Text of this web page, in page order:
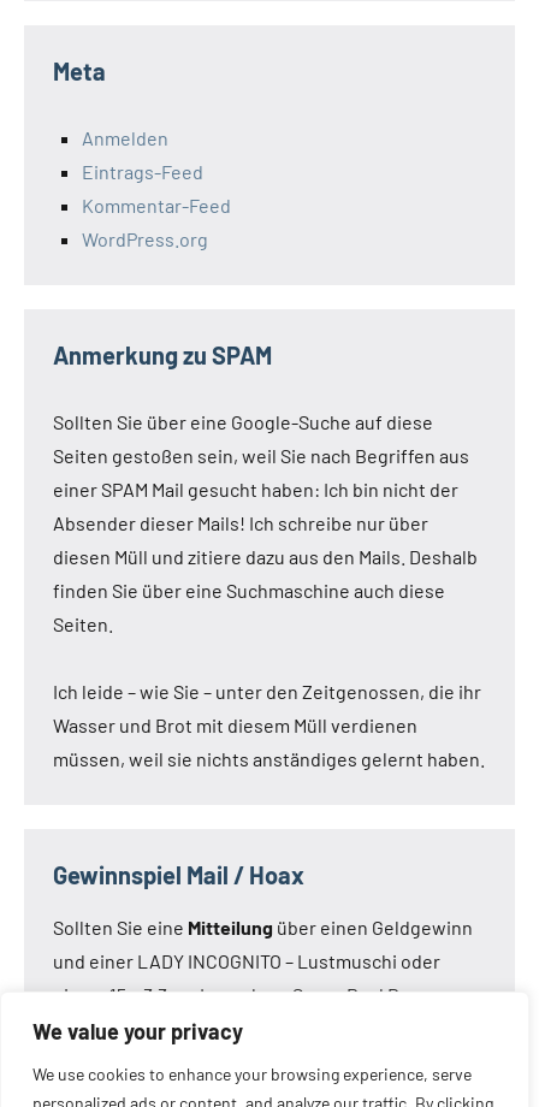
We value your privacy
We use cookies to enhance your browsing experience, serve
personalized ads or content, and analyze our traffic. By clicking
Meta
Anmelden
Eintrags-Feed
Kommentar-Feed
WordPress.org
Anmerkung zu SPAM
Sollten Sie über eine Google-Suche auf diese
Seiten gestoßen sein, weil Sie nach Begriffen aus
einer SPAM Mail gesucht haben: Ich bin nicht der
Absender dieser Mails! Ich schreibe nur über
diesen Müll und zitiere dazu aus den Mails. Deshalb
finden Sie über eine Suchmaschine auch diese
Seiten.
Ich leide – wie Sie – unter den Zeitgenossen, die ihr
Wasser und Brot mit diesem Müll verdienen
müssen, weil sie nichts anständiges gelernt haben.
Gewinnspiel Mail / Hoax
Sollten Sie eine Mitteilung über einen Geldgewinn
und einer LADY INCOGNITO – Lustmuschi oder
einem 15 x 3,3 cm Loveclone Super Real Dong –
oder was immer den Kameraden noch einfällt –
Mail ist eine Fälschung.